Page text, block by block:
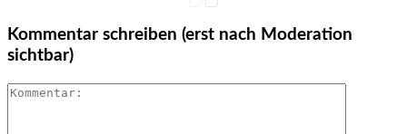
Kommentar schreiben (erst nach Moderation
sichtbar)